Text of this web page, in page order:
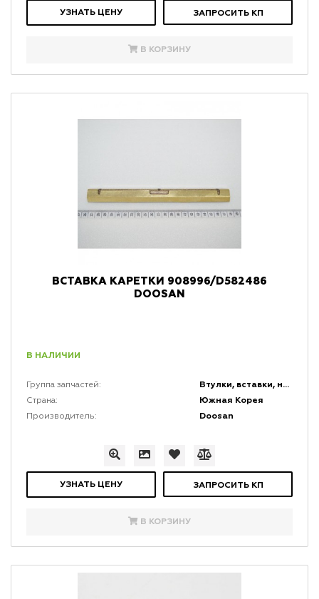
УЗНАТЬ ЦЕНУ ЗАПРОСИТЬ КП
В КОРЗИНУ
ВСТАВКА КАРЕТКИ 908996/D582486
DOOSAN
В НАЛИЧИИ
Группа запчастей: Втулки, вставки, накладки и заглушки
Страна: Южная Корея
Производитель: Doosan
УЗНАТЬ ЦЕНУ ЗАПРОСИТЬ КП
В КОРЗИНУ